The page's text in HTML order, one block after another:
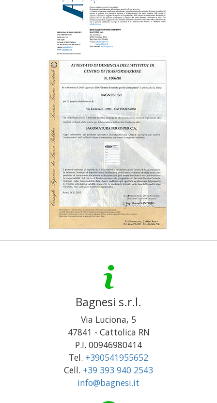
Bagnesi s.r.l.
Via Luciona, 5
47841 - Cattolica RN
P.I. 00946980414
Tel. +390541955652
Cell. +39 393 940 2543
info@bagnesi.it